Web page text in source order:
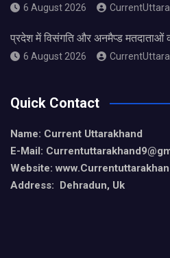
6 August 2026
प्रदेश में विसंगति और अनमैप्ड मतदाताओं
6 August 2026
Quick Contact
Name: Current Uttarakhand
E-Mail: Currentuttarakhand9
Website:
Address: Dehradun, Uk